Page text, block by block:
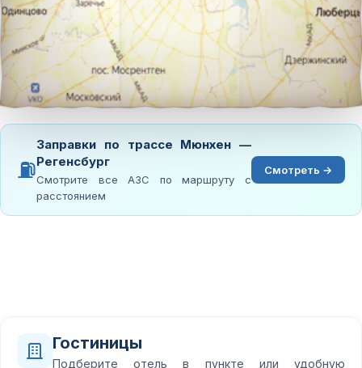
⛽
Заправки по трассе Мюнхен —
Регенсбург
Смотрите все АЗС по маршруту с
расстоянием
Смотреть →
Гостиницы
Подберите отель в пункте или удобную